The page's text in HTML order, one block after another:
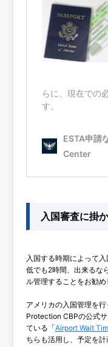
入国審査に掛
入国する時期によって
低でも2時間、出来るな
ル管理することをお勧め
アメリカの入国管理を
Protection CBPの公式
ている「Airport Wait
ちらも活用し、予定を計